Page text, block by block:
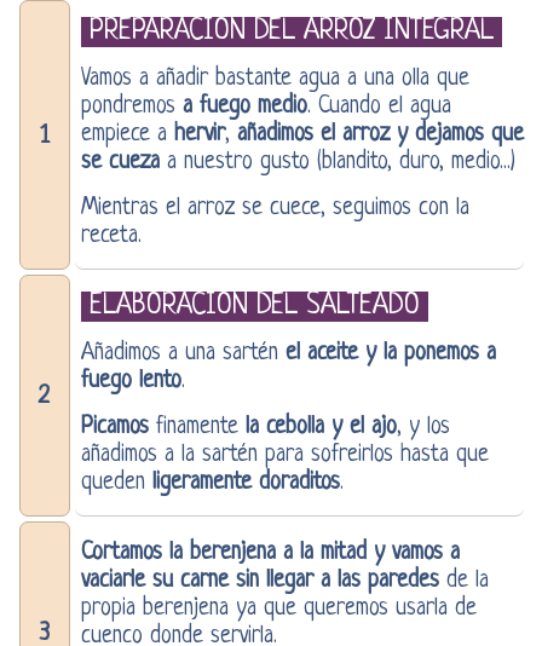
1
PREPARACIÓN DEL ARROZ INTEGRAL
Vamos a añadir bastante agua a una olla que
pondremos a fuego medio. Cuando el agua
empiece a hervir, añadimos el arroz y dejamos que
se cuezaa nuestro gusto (blandito, duro, medio...)
Mientras el arroz se cuece, seguimos con la
receta.
2
ELABORACIÓN DEL SALTEADO
Añadimos a una sartén el aceite y la ponemos a
fuego lento.
Picamosfinamentela cebolla y el ajo, y los
añadimos a la sartén para sofreirlos hasta que
queden ligeramente doraditos.
3
Cortamos la berenjena a la mitad y vamos a
vaciarle su carne sin llegar a las paredesde la
propia berenjena ya que queremos usarla de
cuenco donde servirla.